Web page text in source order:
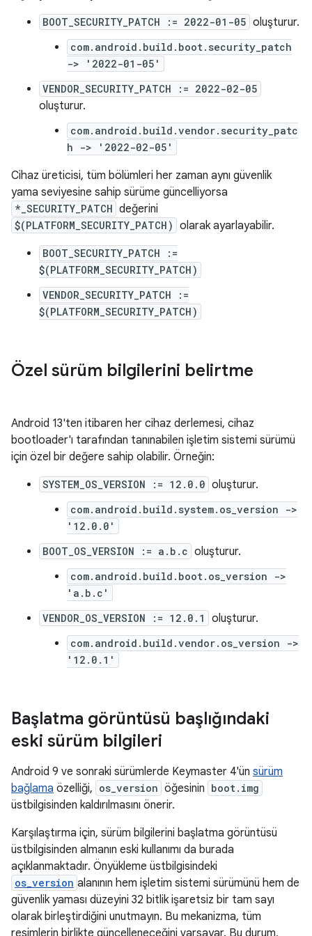
BOOT_SECURITY_PATCH := 2022-01-05 oluşturur.
com.android.build.boot.security_patch
-> '2022-01-05'
VENDOR_SECURITY_PATCH := 2022-02-05
oluşturur.
com.android.build.vendor.security_patc
h -> '2022-02-05'
Cihaz üreticisi, tüm bölümleri her zaman aynı güvenlik
yama seviyesine sahip sürüme güncelliyorsa
*_SECURITY_PATCH değerini
$(PLATFORM_SECURITY_PATCH) olarak ayarlayabilir.
BOOT_SECURITY_PATCH :=
$(PLATFORM_SECURITY_PATCH)
VENDOR_SECURITY_PATCH :=
$(PLATFORM_SECURITY_PATCH)
Özel sürüm bilgilerini belirtme
Android 13'ten itibaren her cihaz derlemesi, cihaz
bootloader'ı tarafından tanınabilen işletim sistemi sürümü
için özel bir değere sahip olabilir. Örneğin:
SYSTEM_OS_VERSION := 12.0.0 oluşturur.
com.android.build.system.os_version ->
'12.0.0'
BOOT_OS_VERSION := a.b.c oluşturur.
com.android.build.boot.os_version ->
'a.b.c'
VENDOR_OS_VERSION := 12.0.1
oluşturur.
com.android.build.vendor.os_version ->
'12.0.1'
Başlatma görüntüsü başlığındaki
eski sürüm bilgileri
Android 9 ve sonraki sürümlerde Keymaster 4'ün sürüm
bağlama özelliği, os_version öğesinin boot.img
üstbilgisinden kaldırılmasını önerir.
Karşılaştırma için, sürüm bilgilerini başlatma görüntüsü
üstbilgisinden almanın eski kullanımı da burada
açıklanmaktadır. Önyükleme üstbilgisindeki
os_version alanının hem işletim sistemi sürümünü hem de
güvenlik yaması düzeyini 32 bitlik işaretsiz bir tam sayı
olarak birleştirdiğini unutmayın. Bu mekanizma, tüm
resimlerin birlikte güncelleneceğini varsayar. Bu durum,